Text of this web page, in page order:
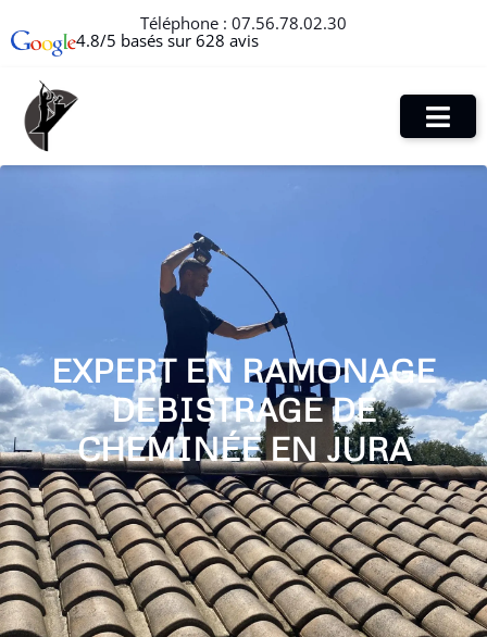
Téléphone : 07.56.78.02.30
4.8/5 basés sur 628 avis
EXPERT EN RAMONAGE
DEBISTRAGE DE
CHEMINÉE EN JURA